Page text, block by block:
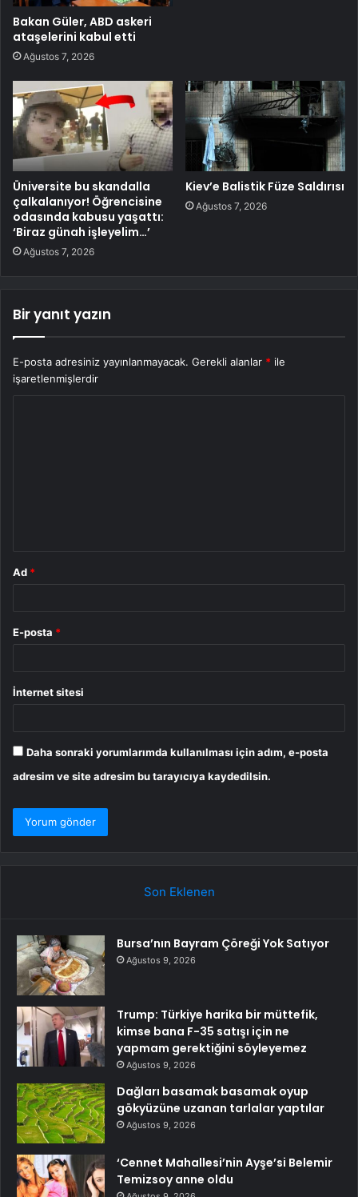
Bakan Güler, ABD askeri
ataşelerini kabul etti
Ağustos 7, 2026
Üniversite bu skandalla
çalkalanıyor! Öğrencisine
odasında kabusu yaşattı:
‘Biraz günah işleyelim…’
Ağustos 7, 2026
Kiev’e Balistik Füze Saldırısı
Ağustos 7, 2026
Bir yanıt yazın
E-posta adresiniz yayınlanmayacak. Gerekli alanlar * ile
işaretlenmişlerdir
Ad *
E-posta *
İnternet sitesi
Daha sonraki yorumlarımda kullanılması için adım, e-posta
adresim ve site adresim bu tarayıcıya kaydedilsin.
Son Eklenen
Bursa’nın Bayram Çöreği Yok Satıyor
Ağustos 9, 2026
Trump: Türkiye harika bir müttefik,
kimse bana F-35 satışı için ne
yapmam gerektiğini söyleyemez
Ağustos 9, 2026
Dağları basamak basamak oyup
gökyüzüne uzanan tarlalar yaptılar
Ağustos 9, 2026
‘Cennet Mahallesi’nin Ayşe’si Belemir
Temizsoy anne oldu